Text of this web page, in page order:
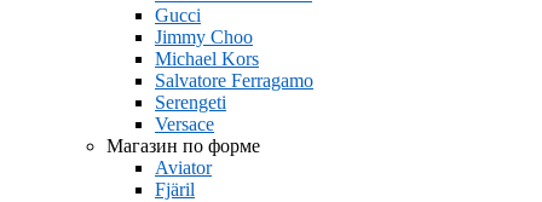
Gucci
Jimmy Choo
Michael Kors
Salvatore Ferragamo
Serengeti
Versace
Магазин по форме
Aviator
Fjäril